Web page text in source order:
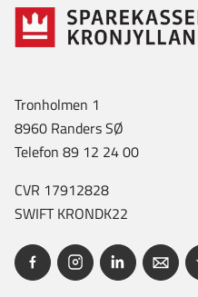
Tronholmen 1
8960 Randers SØ
Telefon 89 12 24 00
CVR 17912828
SWIFT KRONDK22